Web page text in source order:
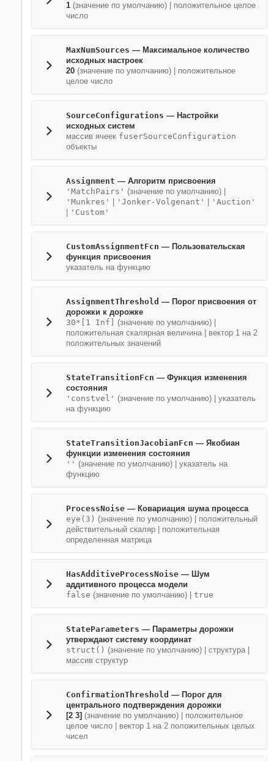
1 (значение по умолчанию) | положительное целое
число
MaxNumSources — Максимальное количество
исходных настроек
20 (значение по умолчанию) | положительное
целое число
SourceConfigurations — Настройки
исходных систем
массив ячеек fuserSourceConfiguration
объекты
Assignment — Алгоритм присвоения
'MatchPairs' (значение по умолчанию) |
'Munkres'
'Jonker-Volgenant'
'Auction'
'Custom'
CustomAssignmentFcn — Пользовательская
функция присвоения
указатель на функцию
AssignmentThreshold — Порог присвоения от
дорожки к дорожке
30*[1 Inf]
(значение по умолчанию) |
положительная скалярная величина
вектор 1 на 2
положительных значений
StateTransitionFcn — Функция изменения
состояния
'constvel' (значение по умолчанию) | указатель
на функцию
StateTransitionJacobianFcn — Якобиан
функции изменения состояния
'' (значение по умолчанию) | указатель на
функцию
ProcessNoise — Ковариация шума процесса
eye(3) (значение по умолчанию) | положительный
действительный скаляр
положительная
определенная матрица
HasAdditiveProcessNoise — Шум
аддитивного процесса модели
false (значение по умолчанию) | true
StateParameters — Параметры дорожки
утверждают систему координат
struct() (значение по умолчанию) | структура
массив структур
ConfirmationThreshold — Порог для
центрального подтверждения дорожки
[2 3] (значение по умолчанию) | положительное
целое число
вектор 1 на 2 положительных целых
чисел